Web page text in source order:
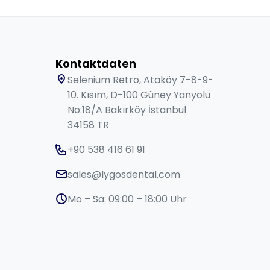
Kontaktdaten
Selenium Retro, Ataköy 7-8-9-
10. Kısım, D-100 Güney Yanyolu
No:18/A Bakırköy İstanbul
34158 TR
+90 538 416 61 91
sales@lygosdental.com
Mo – Sa: 09:00 – 18:00 Uhr